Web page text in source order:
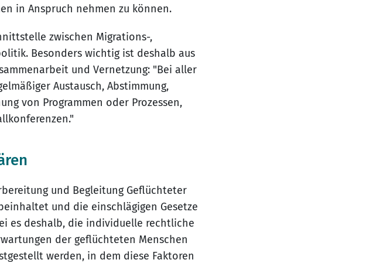
in Anspruch nehmen zu können.
zwischen Migrations-,
Besonders wichtig ist deshalb aus
und Vernetzung: "Bei aller
Austausch, Abstimmung,
von Programmen oder Prozessen,
und Begleitung Geflüchteter
und die einschlägigen Gesetze
es deshalb, die individuelle rechtliche
der geflüchteten Menschen
werden, in dem diese Faktoren